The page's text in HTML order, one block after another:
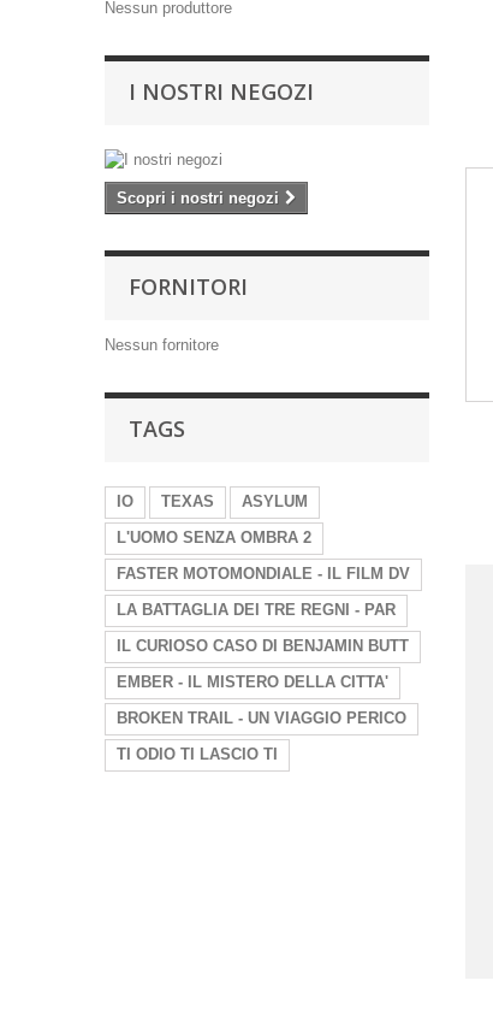
Nessun produttore
I NOSTRI NEGOZI
Scopri i nostri negozi
FORNITORI
Nessun fornitore
TAGS
IO TEXAS
ASYLUM
L'UOMO SENZA OMBRA 2
FASTER MOTOMONDIALE - IL FILM DV
LA BATTAGLIA DEI TRE REGNI - PAR
IL CURIOSO CASO DI BENJAMIN BUTT
EMBER - IL MISTERO DELLA CITTA'
BROKEN TRAIL - UN VIAGGIO PERICO
TI ODIO TI LASCIO TI